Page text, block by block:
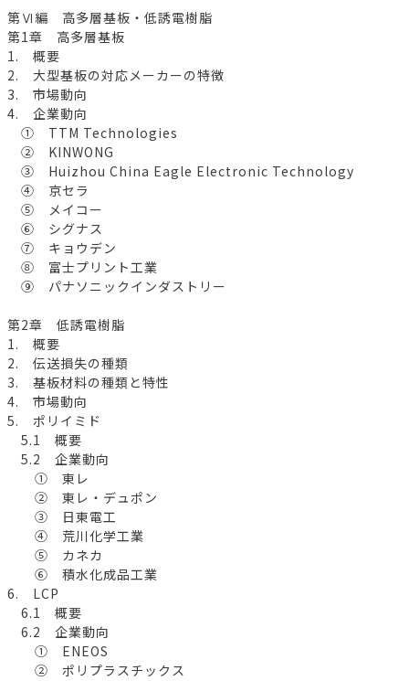
第Ⅵ編 高多層基板・低誘電樹脂
第1章 高多層基板
1. 概要
2. 大型基板の対応メーカーの特徴
3. 市場動向
4. 企業動向
① TTM Technologies
② KINWONG
③ Huizhou China Eagle Electronic Technology
④ 京セラ
⑤ メイコー
⑥ シグナス
⑦ キョウデン
⑧ 富士プリント工業
⑨ パナソニックインダストリー
第2章 低誘電樹脂
1. 概要
2. 伝送損失の種類
3. 基板材料の種類と特性
4. 市場動向
5. ポリイミド
5.1 概要
5.2 企業動向
① 東レ
② 東レ・デュポン
③ 日東電工
④ 荒川化学工業
⑤ カネカ
⑥ 積水化成品工業
6. LCP
6.1 概要
6.2 企業動向
① ENEOS
② ポリプラスチックス